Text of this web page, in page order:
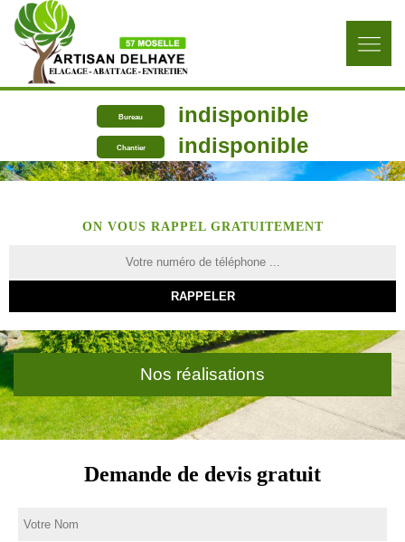
Bureau indisponible
Chantier indisponible
ON VOUS RAPPEL GRATUITEMENT
Nos réalisations
Demande de devis gratuit